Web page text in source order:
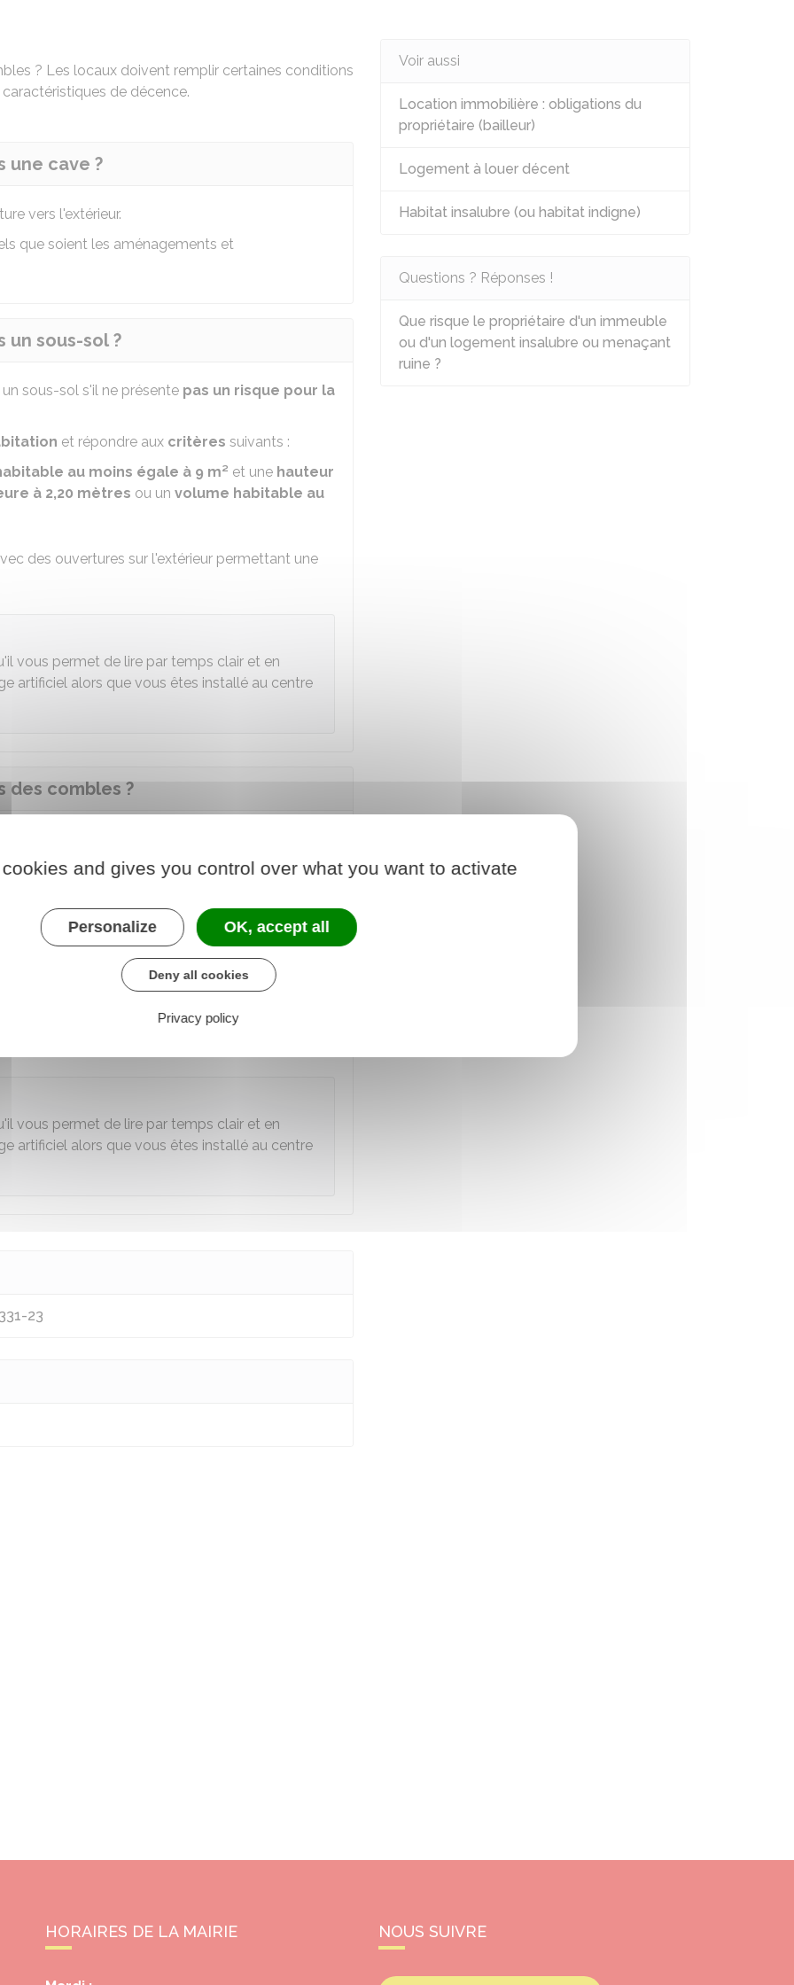
? Les locaux doivent remplir certaines conditions
caractéristiques de décence.
une cave ?
vers l'extérieur.
que soient les aménagements et
un sous-sol ?
sous-sol s'il ne présente pas un risque pour la
et répondre aux critères suivants :
au moins égale à 9 m² et une hauteur
à 2,20 mètres ou un volume habitable au
des ouvertures sur l'extérieur permettant une
vous permet de lire par temps clair et en
artificiel alors que vous êtes installé au centre
des combles ?
combles. Ils doivent être
suivants :
au moins égale à 9 m²et unehauteur
à 2,20 mètresou unvolume habitable au
des ouvertures donnant sur l'extérieur
vous permet de lire par temps clair et en
artificiel alors que vous êtes installé au centre
23
Voir aussi
Location immobilière : obligations du
propriétaire (bailleur)
Logement à louer décent
Habitat insalubre (ou habitat indigne)
Questions ? Réponses !
Que risque le propriétaire d'un immeuble
ou d'un logement insalubre ou menaçant
ruine ?
HORAIRES DE LA MAIRIE NOUS SUIVRE
and gives you control over what you want to activate
Personalize OK, accept all
Deny all cookies
Privacy policy